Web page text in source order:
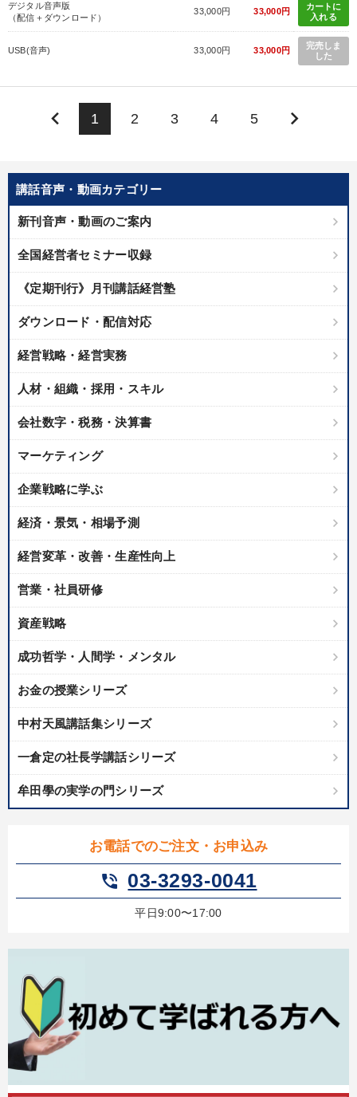
講話音声・動画カテゴリー
新刊音声・動画のご案内
全国経営者セミナー収録
《定期刊行》月刊講話経営塾
ダウンロード・配信対応
経営戦略・経営実務
人材・組織・採用・スキル
会社数字・税務・決算書
マーケティング
企業戦略に学ぶ
経済・景気・相場予測
経営変革・改善・生産性向上
営業・社員研修
資産戦略
成功哲学・人間学・メンタル
お金の授業シリーズ
中村天風講話集シリーズ
一倉定の社長学講話シリーズ
牟田學の実学の門シリーズ
お電話でのご注文・お申込み
phone_in_talk 03-3293-0041
平日9:00〜17:00
デジタル音声版
（配信＋ダウンロード）
33,000円 33,000円
カートに
入れる
USB(音声) 33,000円 33,000円
完売しま
した
keyboard_arrow_left 1 2 3 4 5 keyboard_arrow_right